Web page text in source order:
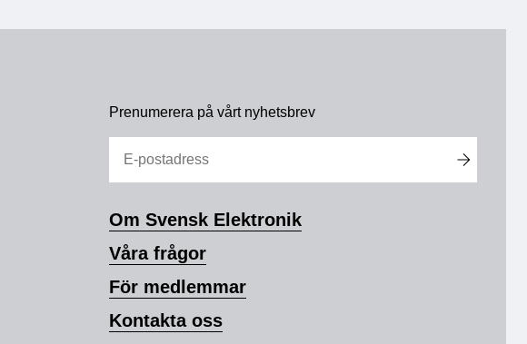
Prenumerera på vårt nyhetsbrev
Om Svensk Elektronik
Våra frågor
För medlemmar
Kontakta oss